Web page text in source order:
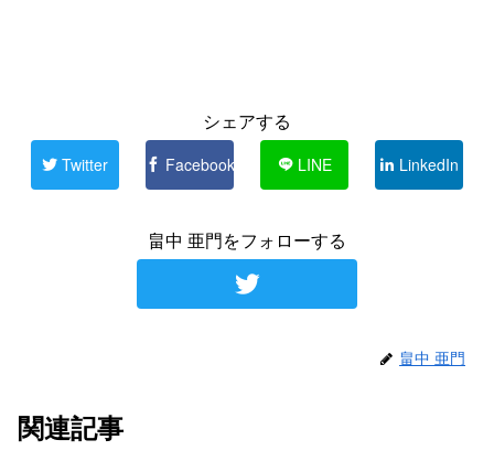
シェアする
Twitter Facebook LINE LinkedIn
畠中 亜門をフォローする
畠中 亜門
関連記事